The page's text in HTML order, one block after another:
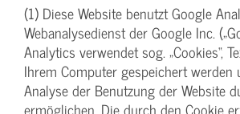
(1) Diese Website benutzt Google
Webanalysedienst der Google Inc.
Analytics verwendet sog. „Cookies“,
Ihrem Computer gespeichert werden
Analyse der Benutzung der Website